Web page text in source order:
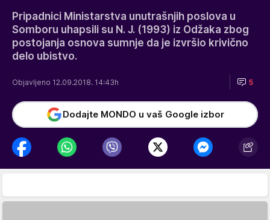
Pripadnici Ministarstva unutrašnjih poslova u
Somboru uhapsili su N. J. (1993) iz Odžaka zbog
postojanja osnova sumnje da je izvršio krivično
delo ubistvo.
Objavljeno 12.09.2018. 14:43h 5
Dodajte MONDO u vaš Google izbor